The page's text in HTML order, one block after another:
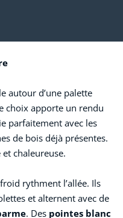
autour d’une palette
choix apporte un rendu
parfaitement avec les
de bois déjà présentes.
et chaleureuse.
rythment l’allée. Ils
et alternent avec de
. Des pointes blanc